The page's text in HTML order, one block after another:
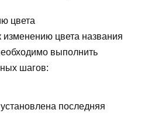
изменению цвета названия
выполнить
шагов:
последняя